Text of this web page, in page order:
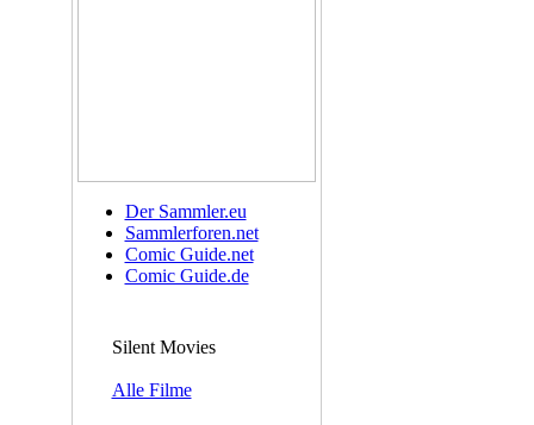
Der Sammler.eu
Sammlerforen.net
Comic Guide.net
Comic Guide.de
Silent Movies
Alle Filme